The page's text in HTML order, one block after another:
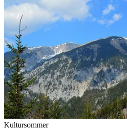
Kultursommer